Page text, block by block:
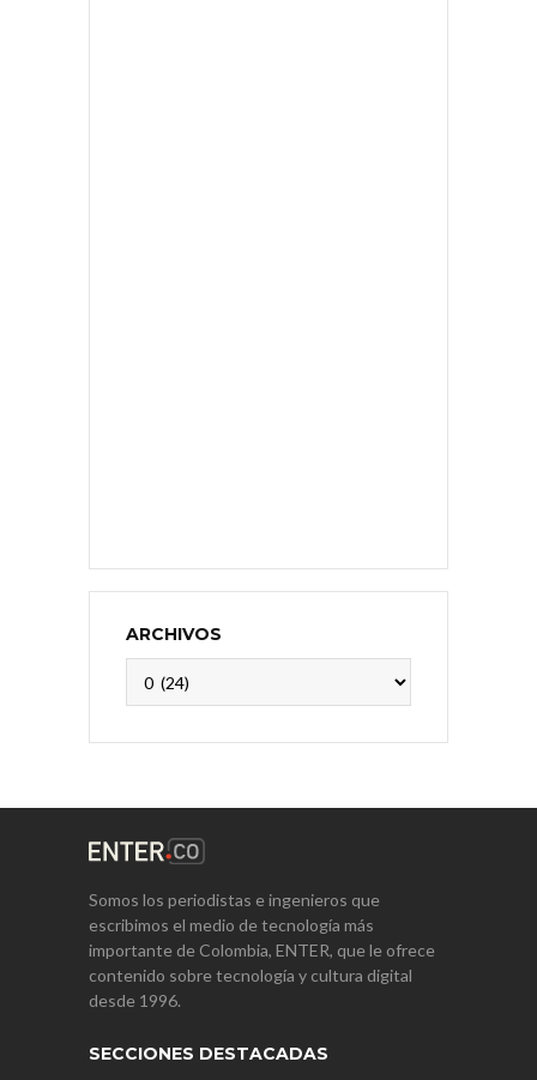
ARCHIVOS
Somos los periodistas e ingenieros que
escribimos el medio de tecnología más
importante de Colombia, ENTER, que le ofrece
contenido sobre tecnología y cultura digital
desde 1996.
SECCIONES DESTACADAS